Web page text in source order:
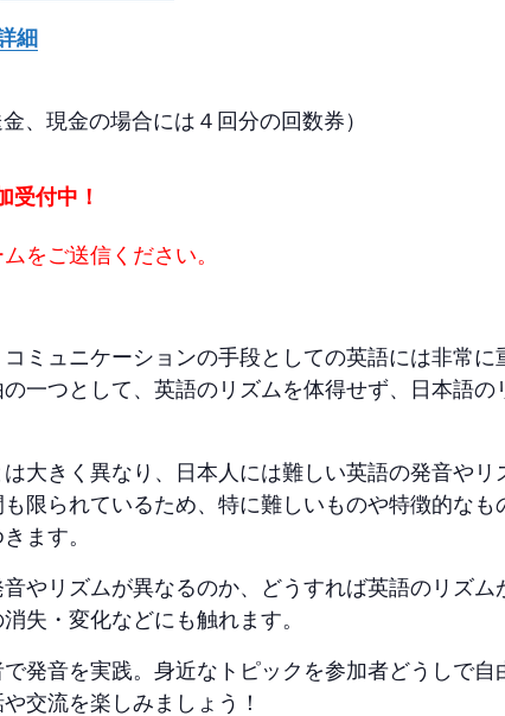
細
、現金の場合には４回分の回数券）
受付中！
をご送信ください。
ミュニケーションの手段としての英語には非常に
一つとして、英語のリズムを体得せず、日本語
大きく異なり、日本人には難しい英語の発音や
限られているため、特に難しいものや特徴的な
ます。
やリズムが異なるのか、どうすれば英語のリズ
失・変化などにも触れます。
発音を実践。身近なトピックを参加者どうしで
交流を楽しみましょう！